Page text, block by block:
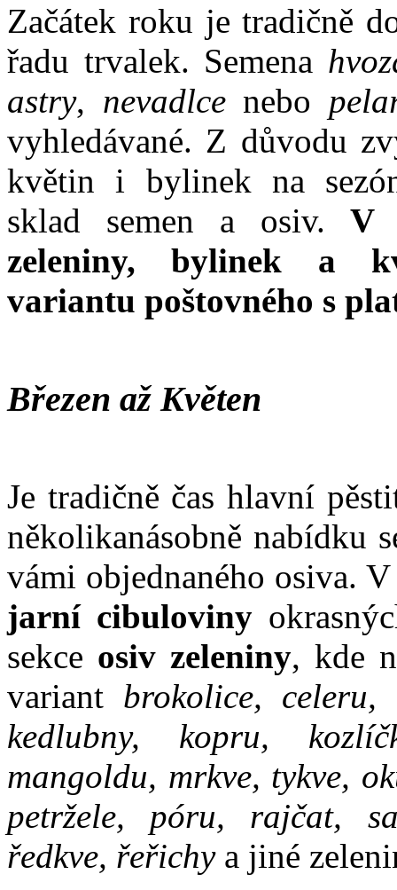
Začátek roku je tradičně
řadu trvalek. Semena
astry, nevadlcenebo
vyhledávané. Z důvodu
květin i bylinek na
sklad semen a osiv. V
zeleniny, bylinek a
variantu poštovného s
Březen až Květen
Je tradičně čas hlavní
několikanásobně nabídku
vámi objednaného osiva.
jarní cibuloviny
sekce osiv zeleniny, kde
variant brokolice, celeru,
kedlubny, kopru,
mangoldu, mrkve, tykve,
petržele, póru, rajčat,
ředkve, řeřichya jiné